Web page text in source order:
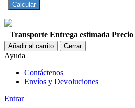
Calcular
Transporte Entrega estimada Precio
Añadir al carrito Cerrar
Ayuda
Contáctenos
Envíos y Devoluciones
Entrar